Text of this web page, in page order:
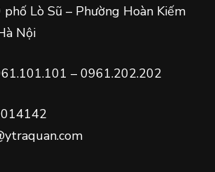
phố Lò Sũ – Phường Hoàn Kiếm
Nội
– 0961.202.202